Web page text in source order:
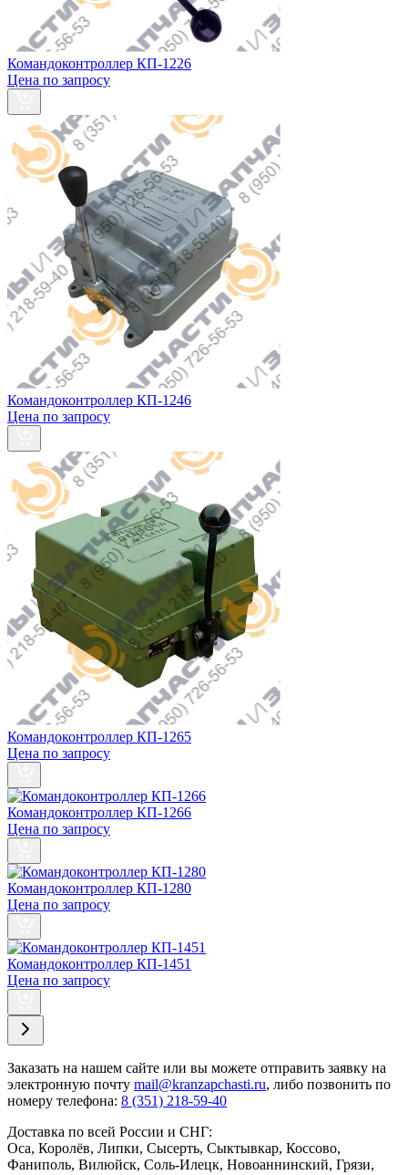
Командоконтроллер КП-1226
Цена по запросу
Командоконтроллер КП-1246
Цена по запросу
Командоконтроллер КП-1265
Цена по запросу
Командоконтроллер КП-1266
Цена по запросу
Командоконтроллер КП-1280
Цена по запросу
Командоконтроллер КП-1451
Цена по запросу
Заказать на нашем сайте или вы можете отправить заявку на
электронную почту mail@kranzapchasti.ru, либо позвонить по
номеру телефона: 8 (351) 218-59-40
Доставка по всей России и СНГ:
Оса, Королёв, Липки, Сысерть, Сыктывкар, Коссово,
Фаниполь, Вилюйск, Соль-Илецк, Новоаннинский, Грязи,